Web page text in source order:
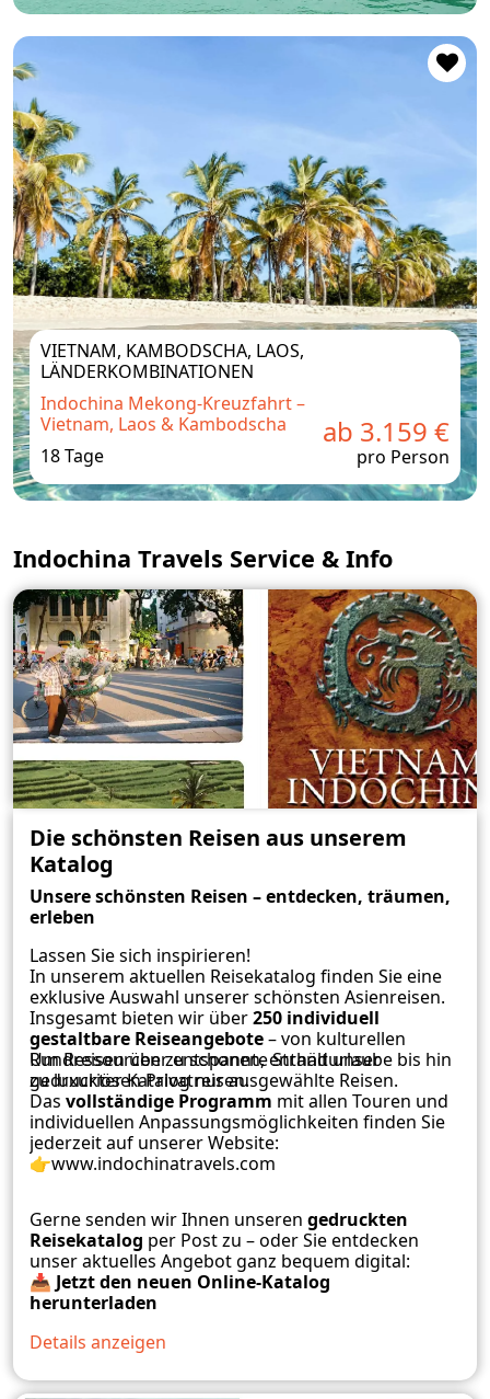
VIETNAM, KAMBODSCHA, LAOS,
LÄNDERKOMBINATIONEN
Indochina Mekong‑Kreuzfahrt –
Vietnam, Laos & Kambodscha
18 Tage
ab 3.159 €
pro Person
Indochina Travels Service & Info
Die schönsten Reisen aus unserem
Katalog
Unsere schönsten Reisen – entdecken, träumen,
erleben
Lassen Sie sich inspirieren!
In unserem aktuellen Reisekatalog finden Sie eine
exklusive Auswahl unserer schönsten Asienreisen.
Insgesamt bieten wir über250 individuell
gestaltbare Reiseangebote– von kulturellen
Rundreisen über entspannte Strandurlaube bis hin
zu luxuriösen Privatreisen.
Um Ressourcen zu schonen, enthält unser
gedruckter Katalog nur ausgewählte Reisen.
Das vollständige Programm mit allen Touren und
individuellen Anpassungsmöglichkeiten finden Sie
jederzeit auf unserer Website:
👉www.indochinatravels.com
Gerne senden wir Ihnen unseren gedruckten
Reisekatalog per Post zu – oder Sie entdecken
unser aktuelles Angebot ganz bequem digital:
📥 Jetzt den neuen Online-Katalog
herunterladen
Details anzeigen